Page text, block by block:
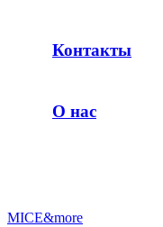
Контакты
О нас
MICE&more